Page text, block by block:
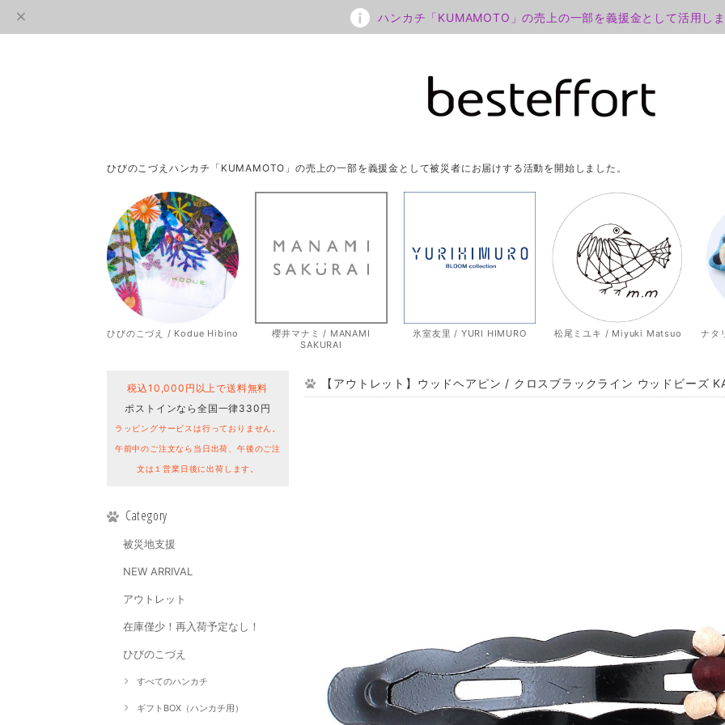
ハンカチ「KUMAMOTO」の売上の一部を義援金として活用し
ひびのこづえハンカチ「KUMAMOTO」の売上の一部を義援金として被災者にお届けする活動を開始しました。
ひびのこづえ / Kodue Hibino
櫻井マナミ / MANAMI
SAKURAI
氷室友里 / YURI HIMURO 松尾ミユキ / Miyuki Matsuo ナタ
税込10,000円以上で送料無料
ポストインなら全国一律330円
ラッピングサービスは行っておりません。
午前中のご注文なら当日出荷、午後のご注
文は１営業日後に出荷します。
Category
被災地支援
NEW ARRIVAL
アウトレット
在庫僅少！再入荷予定なし！
ひびのこづえ
すべてのハンカチ
ギフトBOX（ハンカチ用）
【アウトレット】ウッドヘアピン / クロスブラックライン ウッドビーズ